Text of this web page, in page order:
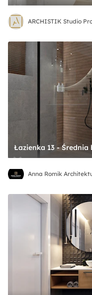
ARCHISTIK Studio
Anna Romik